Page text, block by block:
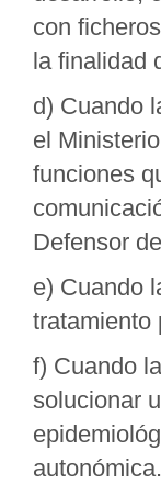
con
la finalidad
d) Cuando
el
funciones
Defensor
e) Cuando
tratamiento
f) Cuando
solucionar
autonómica.